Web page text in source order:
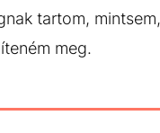
tartom,
meg.